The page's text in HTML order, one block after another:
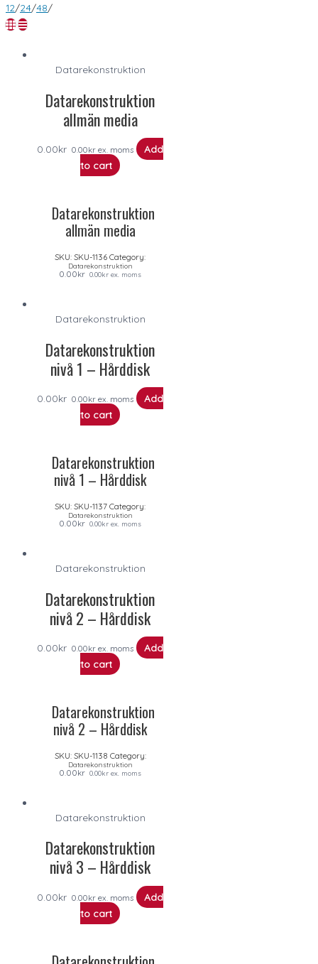
12/24/48/
Datarekonstruktion
Datarekonstruktion
allmän media
0.00kr 0.00kr ex. moms
Add
to cart
Datarekonstruktion
allmän media
SKU: SKU-1136 Category:
Datarekonstruktion
0.00kr 0.00kr ex. moms
Datarekonstruktion
Datarekonstruktion
nivå 1 – Hårddisk
0.00kr 0.00kr ex. moms
Add
to cart
Datarekonstruktion
nivå 1 – Hårddisk
SKU: SKU-1137 Category:
Datarekonstruktion
0.00kr 0.00kr ex. moms
Datarekonstruktion
Datarekonstruktion
nivå 2 – Hårddisk
0.00kr 0.00kr ex. moms
Add
to cart
Datarekonstruktion
nivå 2 – Hårddisk
SKU: SKU-1138 Category:
Datarekonstruktion
0.00kr 0.00kr ex. moms
Datarekonstruktion
Datarekonstruktion
nivå 3 – Hårddisk
0.00kr 0.00kr ex. moms
Add
to cart